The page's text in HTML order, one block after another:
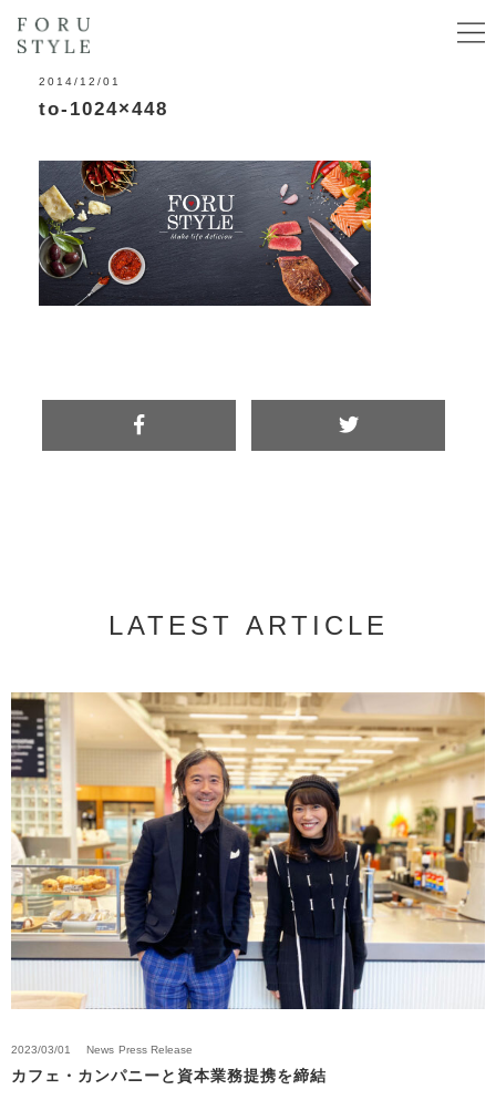
2014/12/01
to-1024×448
LATEST ARTICLE
2023/03/01 News Press Release
カフェ・カンパニーと資本業務提携を締結